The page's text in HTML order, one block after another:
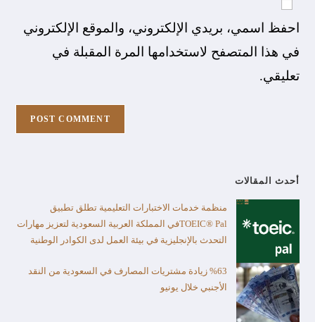
احفظ اسمي، بريدي الإلكتروني، والموقع الإلكتروني
في هذا المتصفح لاستخدامها المرة المقبلة في
تعليقي.
أحدث المقالات
منظمة خدمات الاختبارات التعليمية تطلق تطبيق
TOEIC® Palفي المملكة العربية السعودية لتعزيز مهارات
التحدث بالإنجليزية في بيئة العمل لدى الكوادر الوطنية
%63 زيادة مشتريات المصارف في السعودية من النقد
الأجنبي خلال يونيو